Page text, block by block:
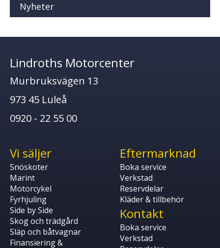
Nyheter
Lindroths Motorcenter
Murbruksvägen 13
973 45 Luleå
0920 - 22 55 00
Vi säljer
Snöskoter
Marint
Motorcykel
Fyrhjuling
Side by Side
Skog och trädgård
Släp och båtvagnar
Finansiering &
Eftermarknad
Boka service
Verkstad
Reservdelar
Kläder & tillbehör
Kontakt
Boka service
Verkstad